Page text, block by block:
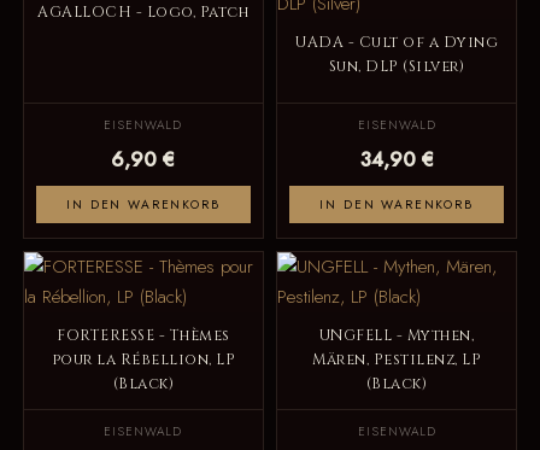
AGALLOCH - Logo, Patch
EISENWALD
6,90 €
IN DEN WARENKORB
UADA - Cult of a Dying
Sun, DLP (Silver)
EISENWALD
34,90 €
IN DEN WARENKORB
FORTERESSE - Thèmes
pour la Rébellion, LP
(Black)
EISENWALD
UNGFELL - Mythen,
Mären, Pestilenz, LP
(Black)
EISENWALD